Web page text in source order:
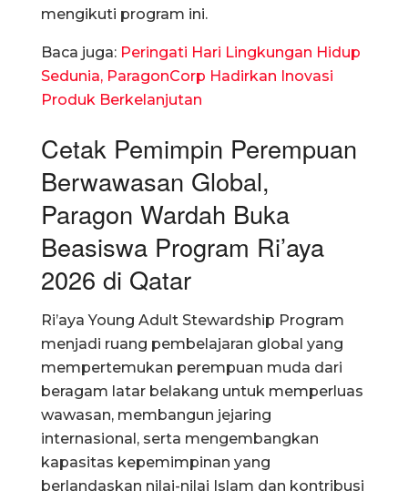
mengikuti program ini.
Baca juga: Peringati Hari Lingkungan Hidup
Sedunia, ParagonCorp Hadirkan Inovasi
Produk Berkelanjutan
Cetak Pemimpin Perempuan
Berwawasan Global,
Paragon Wardah Buka
Beasiswa Program Ri’aya
2026 di Qatar
Ri’aya Young Adult Stewardship Program
menjadi ruang pembelajaran global yang
mempertemukan perempuan muda dari
beragam latar belakang untuk memperluas
wawasan, membangun jejaring
internasional, serta mengembangkan
kapasitas kepemimpinan yang
berlandaskan nilai-nilai Islam dan kontribusi